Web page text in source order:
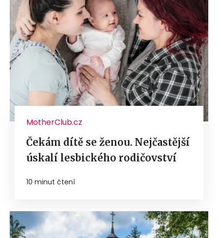
MotherClub.cz
Čekám dítě se ženou. Nejčastější
úskalí lesbického rodičovství
10 minut čtení